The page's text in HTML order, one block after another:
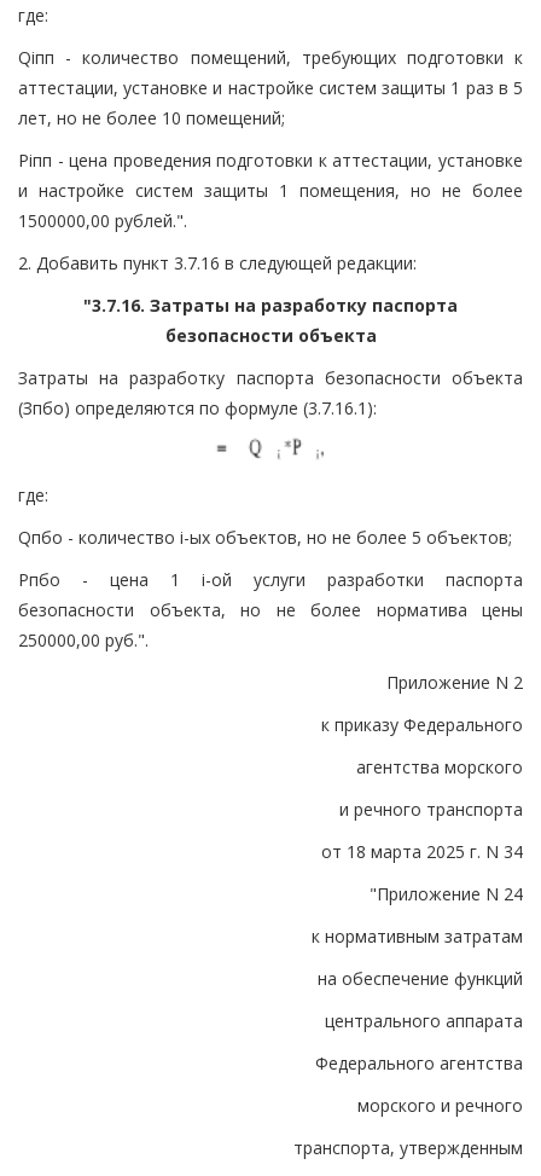
где:
Qiпп - количество помещений, требующих подготовки к
аттестации, установке и настройке систем защиты 1 раз в 5
лет, но не более 10 помещений;
Piпп - цена проведения подготовки к аттестации, установке
и настройке систем защиты 1 помещения, но не более
1500000,00 рублей.".
2. Добавить пункт 3.7.16 в следующей редакции:
"3.7.16. Затраты на разработку паспорта
безопасности объекта
Затраты на разработку паспорта безопасности объекта
(Зпбо) определяются по формуле (3.7.16.1):
где:
Qпбо - количество i-ых объектов, но не более 5 объектов;
Pпбо - цена 1 i-ой услуги разработки паспорта
безопасности объекта, но не более норматива цены
250000,00 руб.".
Приложение N 2
к приказу Федерального
агентства морского
и речного транспорта
от 18 марта 2025 г. N 34
"Приложение N 24
к нормативным затратам
на обеспечение функций
центрального аппарата
Федерального агентства
морского и речного
транспорта, утвержденным